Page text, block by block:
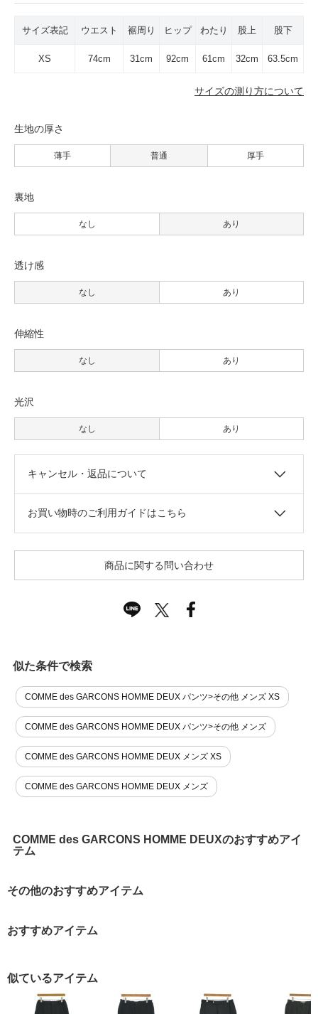
サイズ表記 ウエスト 裾周り ヒップ わたり 股上 股下
XS 74cm 31cm 92cm 61cm 32cm 63.5cm
サイズの測り方について
生地の厚さ
薄手 普通 厚手
裏地
なし あり
透け感
なし あり
伸縮性
なし あり
光沢
なし あり
キャンセル・返品について
お買い物時のご利用ガイドはこちら
商品に関する問い合わせ
似た条件で検索
COMME des GARCONS HOMME DEUX パンツ>その他 メンズ XS
COMME des GARCONS HOMME DEUX パンツ>その他 メンズ
COMME des GARCONS HOMME DEUX メンズ XS
COMME des GARCONS HOMME DEUX メンズ
COMME des GARCONS HOMME DEUXのおすすめアイ
テム
その他のおすすめアイテム
おすすめアイテム